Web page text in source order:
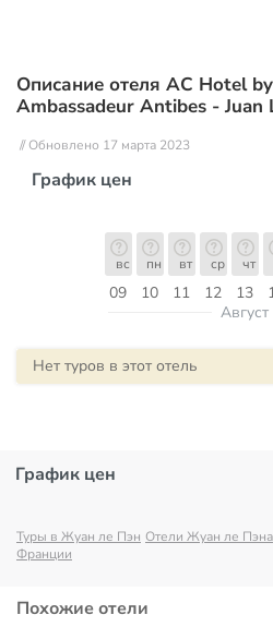
Описание отеля AC Hotel
Ambassadeur Antibes - Juan
// Обновлено 17 марта 2023
График цен
09
вс
10
пн
11
вт
12
ср
13
чт
Август
Нет туров в этот отель
График цен
Туры в Жуан ле Пэн Отели Жуан ле Пэна
Франции
Похожие отели